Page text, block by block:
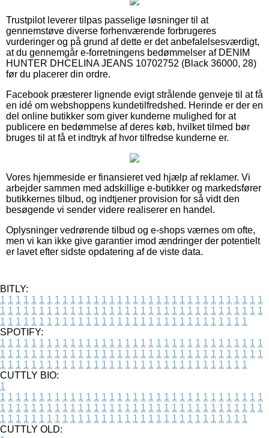
Trustpilot leverer tilpas passelige løsninger til at
gennemstøve diverse forhenværende forbrugeres
vurderinger og på grund af dette er det anbefalelsesværdigt,
at du gennemgår e-forretningens bedømmelser af DENIM
HUNTER DHCELINA JEANS 10702752 (Black 36000, 28)
før du placerer din ordre.
Facebook præsterer lignende evigt strålende genveje til at få
en idé om webshoppens kundetilfredshed. Herinde er der en
del online butikker som giver kunderne mulighed for at
publicere en bedømmelse af deres køb, hvilket tilmed bør
bruges til at få et indtryk af hvor tilfredse kunderne er.
Vores hjemmeside er finansieret ved hjælp af reklamer. Vi
arbejder sammen med adskillige e-butikker og markedsfører
butikkernes tilbud, og indtjener provision for så vidt den
besøgende vi sender videre realiserer en handel.
Oplysninger vedrørende tilbud og e-shops værnes om ofte,
men vi kan ikke give garantier imod ændringer der potentielt
er lavet efter sidste opdatering af de viste data.
BITLY:
1 1 1 1 1 1 1 1 1 1 1 1 1 1 1 1 1 1 1 1 1 1 1 1 1 1 1 1 1 1 1 1 1 1
1 1 1 1 1 1 1 1 1 1 1 1 1 1 1 1 1 1 1 1 1 1 1 1 1 1 1 1 1 1 1 1 1 1
1 1 1 1 1 1 1 1 1 1 1 1 1 1 1 1 1 1 1 1 1 1 1 1 1 1 1 1 1 1 1 1
SPOTIFY:
1 1 1 1 1 1 1 1 1 1 1 1 1 1 1 1 1 1 1 1 1 1 1 1 1 1 1 1 1 1 1 1 1 1
1 1 1 1 1 1 1 1 1 1 1 1 1 1 1 1 1 1 1 1 1 1 1 1 1 1 1 1 1 1 1 1 1 1
1 1 1 1 1 1 1 1 1 1 1 1 1 1 1 1 1 1 1 1 1 1 1 1 1 1 1 1 1 1 1 1
CUTTLY BIO:
1
1 1 1 1 1 1 1 1 1 1 1 1 1 1 1 1 1 1 1 1 1 1 1 1 1 1 1 1 1 1 1 1 1 1
1 1 1 1 1 1 1 1 1 1 1 1 1 1 1 1 1 1 1 1 1 1 1 1 1 1 1 1 1 1 1 1 1 1
1 1 1 1 1 1 1 1 1 1 1 1 1 1 1 1 1 1 1 1 1 1 1 1 1 1 1 1 1 1 1 1
CUTTLY OLD: